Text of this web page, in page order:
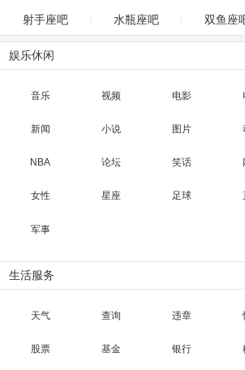
射手座吧 水瓶座吧 双鱼座
娱乐休闲
音乐 视频 电影
新闻 小说 图片
NBA 论坛 笑话
女性 星座 足球
军事
生活服务
天气 查询 违章
股票 基金 银行